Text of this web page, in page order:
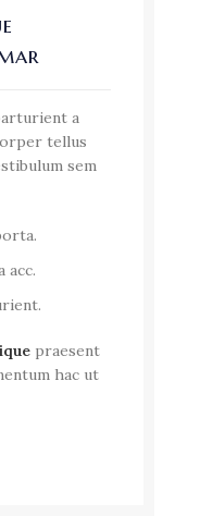
a
tellus
sem
acc.
praesent
hac ut